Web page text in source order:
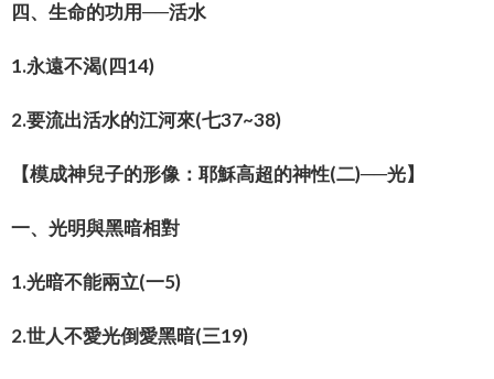
四、生命的功用──活水
1.永遠不渴(四14)
2.要流出活水的江河來(七37~38)
【模成神兒子的形像：耶穌高超的神性(二)──光】
一、光明與黑暗相對
1.光暗不能兩立(一5)
2.世人不愛光倒愛黑暗(三19)